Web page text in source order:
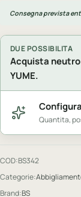
Consegna prevista
DUE POSSIBILITA
Acquista
YUME.
Quantita,
COD:BS342
Categorie:
Brand:BS